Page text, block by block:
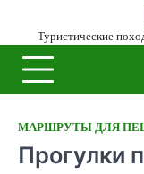
content
Туристические
МАРШРУТЫ ДЛЯ
Прогулки